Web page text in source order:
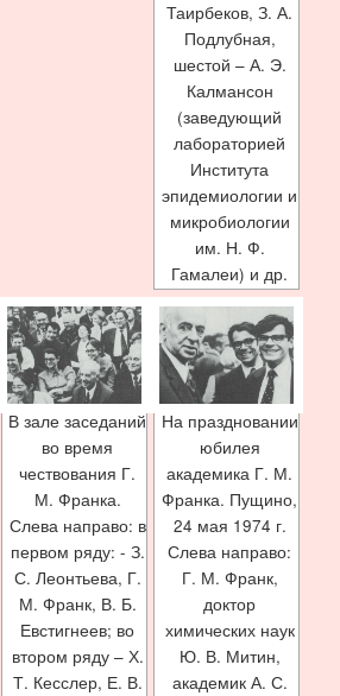
Таирбеков, З. А.
Подлубная,
шестой – А. Э.
Калмансон
(заведующий
лабораторией
Института
эпидемиологии и
микробиологии
им. Н. Ф.
Гамалеи) и др.
В зале заседаний
во время
чествования Г.
М. Франка.
Слева направо: в
первом ряду: - З.
С. Леонтьева, Г.
М. Франк, В. Б.
Евстигнеев; во
втором ряду – Х.
Т. Кесслер, Е. В.
На праздновании
юбилея
академика Г. М.
Франка. Пущино,
24 мая 1974 г.
Слева направо:
Г. М. Франк,
доктор
химических наук
Ю. В. Митин,
академик А. С.